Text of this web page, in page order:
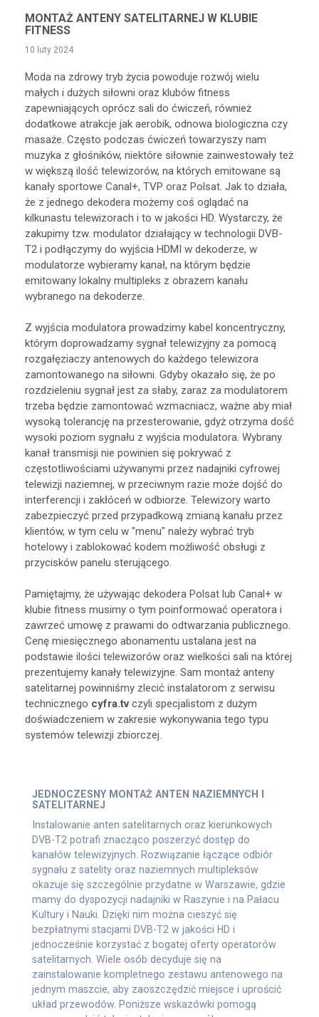
MONTAŻ ANTENY SATELITARNEJ W KLUBIE
FITNESS
10 luty 2024
Moda na zdrowy tryb życia powoduje rozwój wielu
małych i dużych siłowni oraz klubów fitness
zapewniających oprócz sali do ćwiczeń, również
dodatkowe atrakcje jak aerobik, odnowa biologiczna czy
masaże. Często podczas ćwiczeń towarzyszy nam
muzyka z głośników, niektóre siłownie zainwestowały też
w większą ilość telewizorów, na których emitowane są
kanały sportowe Canal+, TVP oraz Polsat. Jak to działa,
że z jednego dekodera możemy coś oglądać na
kilkunastu telewizorach i to w jakości HD. Wystarczy, że
zakupimy tzw. modulator działający w technologii DVB-
T2 i podłączymy do wyjścia HDMI w dekoderze, w
modulatorze wybieramy kanał, na którym będzie
emitowany lokalny multipleks z obrazem kanału
wybranego na dekoderze.
Z wyjścia modulatora prowadzimy kabel koncentryczny,
którym doprowadzamy sygnał telewizyjny za pomocą
rozgałęziaczy antenowych do każdego telewizora
zamontowanego na siłowni. Gdyby okazało się, że po
rozdzieleniu sygnał jest za słaby, zaraz za modulatorem
trzeba będzie zamontować wzmacniacz, ważne aby miał
wysoką tolerancję na przesterowanie, gdyż otrzyma dość
wysoki poziom sygnału z wyjścia modulatora. Wybrany
kanał transmisji nie powinien się pokrywać z
częstotliwościami używanymi przez nadajniki cyfrowej
telewizji naziemnej, w przeciwnym razie może dojść do
interferencji i zakłóceń w odbiorze. Telewizory warto
zabezpieczyć przed przypadkową zmianą kanału przez
klientów, w tym celu w "menu" należy wybrać tryb
hotelowy i zablokować kodem możliwość obsługi z
przycisków panelu sterującego.
Pamiętajmy, że używając dekodera Polsat lub Canal+ w
klubie fitness musimy o tym poinformować operatora i
zawrzeć umowę z prawami do odtwarzania publicznego.
Cenę miesięcznego abonamentu ustalana jest na
podstawie ilości telewizorów oraz wielkości sali na której
prezentujemy kanały telewizyjne. Sam montaż anteny
satelitarnej powinniśmy zlecić instalatorom z serwisu
technicznego cyfra.tvczyli specjalistom z dużym
doświadczeniem w zakresie wykonywania tego typu
systemów telewizji zbiorczej.
JEDNOCZESNY MONTAŻ ANTEN NAZIEMNYCH I
SATELITARNEJ
Instalowanie anten satelitarnych oraz kierunkowych
DVB-T2 potrafi znacząco poszerzyć dostęp do
kanałów telewizyjnych. Rozwiązanie łączące odbiór
sygnału z satelity oraz naziemnych multipleksów
okazuje się szczególnie przydatne w Warszawie, gdzie
mamy do dyspozycji nadajniki w Raszynie i na Pałacu
Kultury i Nauki. Dzięki nim można cieszyć się
bezpłatnymi stacjami DVB-T2 w jakości HD i
jednocześnie korzystać z bogatej oferty operatorów
satelitarnych. Wiele osób decyduje się na
zainstalowanie kompletnego zestawu antenowego na
jednym maszcie, aby zaoszczędzić miejsce i uprościć
układ przewodów. Poniższe wskazówki pomogą